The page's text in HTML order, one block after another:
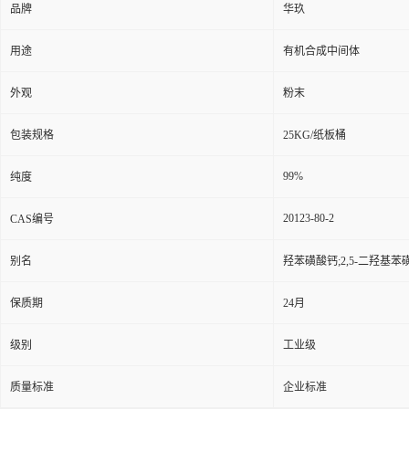
品牌 华玖
用途 有机合成中间体
外观 粉末
包装规格 25KG/纸板桶
纯度 99%
CAS编号 20123-80-2
别名 羟苯磺酸钙;2,5-二羟基苯
保质期 24月
级别 工业级
质量标准 企业标准